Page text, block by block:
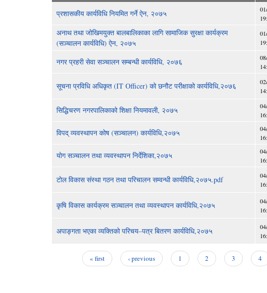
प्रशासकीय कार्यविधि नियमित गर्ने ऐन, २०७५
अनाथ तथा जोखिमयुक्त बालबालिकाका लागि सामाजिक सुरक्षा कार्यक्रम
(सञ्चालन कार्यविधि) ऐन, २०७५
नगर प्रहरी सेवा सञ्चालन सम्बन्धी कार्यविधि, २०७६
सूचना प्रविधि अधिकृत (IT Officer) को छनौट परीक्षाको कार्यविधि,२०७६
सिद्धिचरण नगरपालिकाको शिक्षा नियमावली, २०७५
विपद् व्यवस्थापन कोष (सञ्चालन) कार्यविधि,२०७५
योग सञ्चालन तथा व्यवस्थापन निर्देशिका,२०७५
टोल विकास संस्था गठन तथा परिचालन सम्वन्धी कार्यविधि,२०७५.pdf
कृषि विकास कार्यक्रम सञ्चालन तथा व्यवस्थापन कार्यविधि,२०७५
अपाङ्गता भएका व्यक्तिको परिचय–पत्र बितरण कार्यविधि,२०७५
« first ‹ previous 1 2 3 4